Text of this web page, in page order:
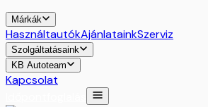
Márkák
HasználtautókAjánlatainkSzerviz
Szolgáltatásaink
KB Autoteam
Kapcsolat